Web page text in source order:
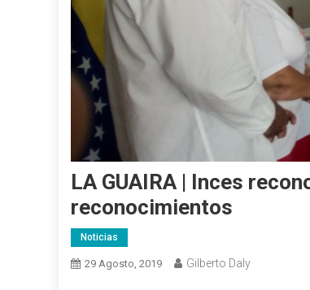
LA GUAIRA | Inces
reconocimientos
Noticias
29 Agosto, 2019 Gilberto Daly